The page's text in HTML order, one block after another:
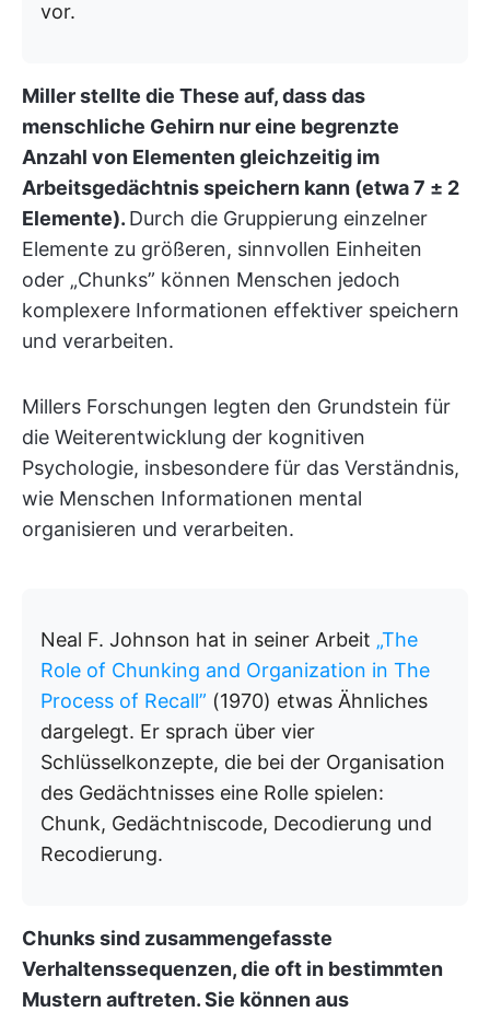
vor.
Miller stellte die These auf, dass das
menschliche Gehirn nur eine begrenzte
Anzahl von Elementen gleichzeitig im
Arbeitsgedächtnis speichern kann (etwa 7 ± 2
Elemente). Durch die Gruppierung einzelner
Elemente zu größeren, sinnvollen Einheiten
oder „Chunks” können Menschen jedoch
komplexere Informationen effektiver speichern
und verarbeiten.
Millers Forschungen legten den Grundstein für
die Weiterentwicklung der kognitiven
Psychologie, insbesondere für das Verständnis,
wie Menschen Informationen mental
organisieren und verarbeiten.
Neal F. Johnson hat in seiner Arbeit „The
Role of Chunking and Organization in The
Process of Recall” (1970) etwas Ähnliches
dargelegt. Er sprach über vier
Schlüsselkonzepte, die bei der Organisation
des Gedächtnisses eine Rolle spielen:
Chunk, Gedächtniscode, Decodierung und
Recodierung.
Chunks sind zusammengefasste
Verhaltenssequenzen, die oft in bestimmten
Mustern auftreten. Sie können aus